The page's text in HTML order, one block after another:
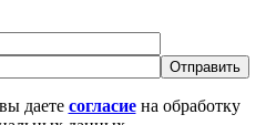
даете согласиена обработку